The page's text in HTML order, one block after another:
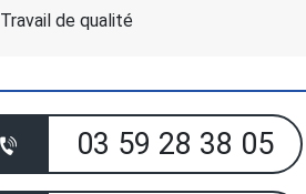
Travail de qualité
03 59 28 38 05